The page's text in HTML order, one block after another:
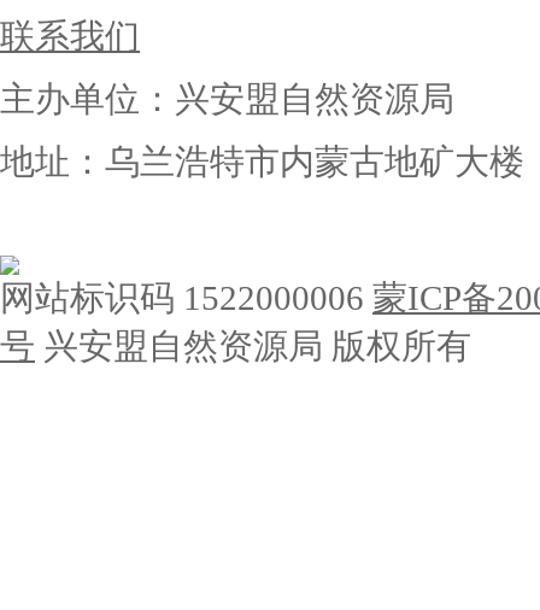
联系我们
主办单位：兴安盟自然资源局
地址：乌兰浩特市内蒙古地矿大楼
网站标识码 1522000006 蒙ICP备
号 兴安盟自然资源局 版权所有